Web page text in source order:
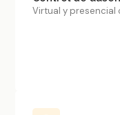
Virtual y presencial